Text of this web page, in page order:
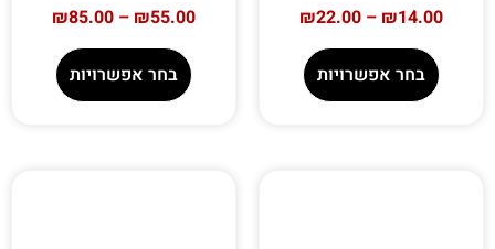
₪14.00
–
₪22.00
בחר אפשרויות
₪55.00
–
₪85.00
בחר אפשרויות